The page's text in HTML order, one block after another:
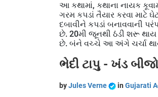
આ કથામાં, કથાના નાયક
ગરમ કપડાં તૈયાર કરવા
દબાવીને કપડાં બનાવવાની
છે. 20મી જૂનથી ઠંડી શરૂ થાય
છે. બંને વચ્ચે આ અંગે ચર્ચા
ભેદી ટાપુ - ખંડ
byJules Verne in Gujarati